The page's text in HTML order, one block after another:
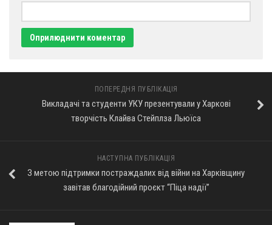
ПОПЕРЕДНЯ ПУБЛІКАЦІЯ
Викладачі та студенти УКУ презентували у Харкові
творчість Клайва Стейплза Льюїса
НАСТУПНА ПУБЛІКАЦІЯ
З метою підтримки постраждалих від війни на Харківщину
завітав благодійний проєкт “Піца надії”